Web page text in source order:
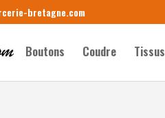
bretagne.com
Boutons Coudre Tissus